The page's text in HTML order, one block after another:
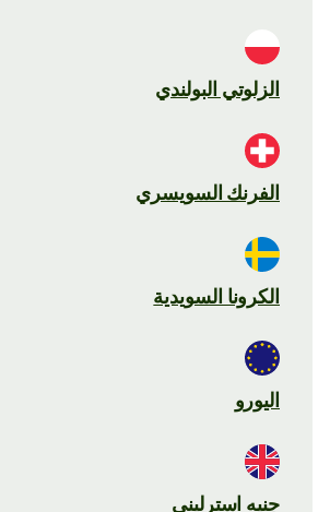
الزلوتي البولندي
الفرنك السويسري
الكرونا السويدية
اليورو
جنيه استرليني